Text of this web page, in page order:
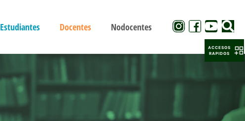
Estudiantes Docentes Nodocentes
ACCESOS
RAPIDOS